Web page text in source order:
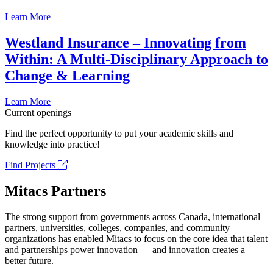
Learn More
Westland Insurance – Innovating from
Within: A Multi-Disciplinary Approach to
Change & Learning
Learn More
Current openings
Find the perfect opportunity to put your academic skills and
knowledge into practice!
Find Projects
Mitacs Partners
The strong support from governments across Canada, international
partners, universities, colleges, companies, and community
organizations has enabled Mitacs to focus on the core idea that talent
and partnerships power innovation — and innovation creates a
better future.